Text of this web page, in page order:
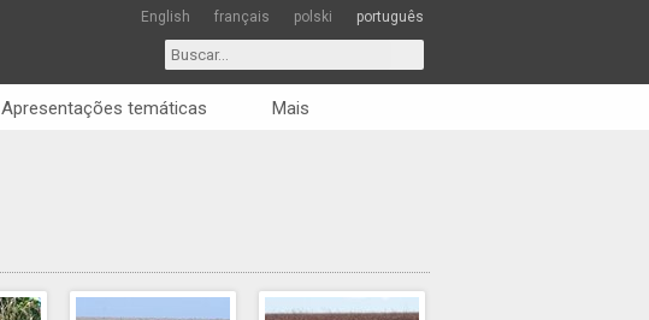
English français polski português
Apresentações temáticas Mais